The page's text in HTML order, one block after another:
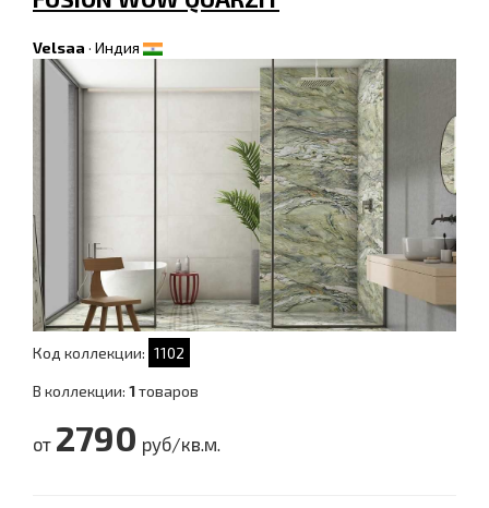
Velsaa · Индия
Код коллекции: 1102
В коллекции: 1товаров
от 2790 руб/кв.м.